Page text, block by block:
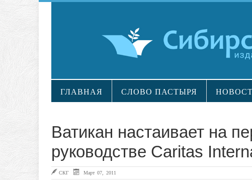
ГЛАВНАЯ СЛОВО ПАСТЫРЯ
Ватикан настаивает на
руководстве Caritas
СКГ Март 07, 2011